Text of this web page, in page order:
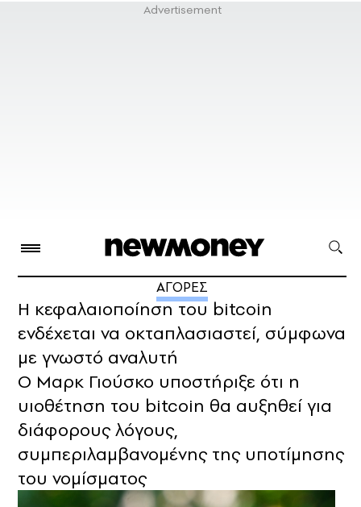
ΑΓΟΡΕΣ
Η κεφαλαιοποίηση του bitcoin
ενδέχεται να οκταπλασιαστεί, σύμφωνα
με γνωστό αναλυτή
Ο Μαρκ Γιούσκο υποστήριξε ότι η
υιοθέτηση του bitcoin θα αυξηθεί για
διάφορους λόγους,
συμπεριλαμβανομένης της υποτίμησης
του νομίσματος